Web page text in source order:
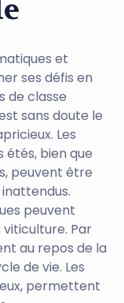
et
ses défis en
de classe
sans doute le
Les
étés, bien que
peuvent être
peuvent
Par
au repos de la
de vie. Les
permettent